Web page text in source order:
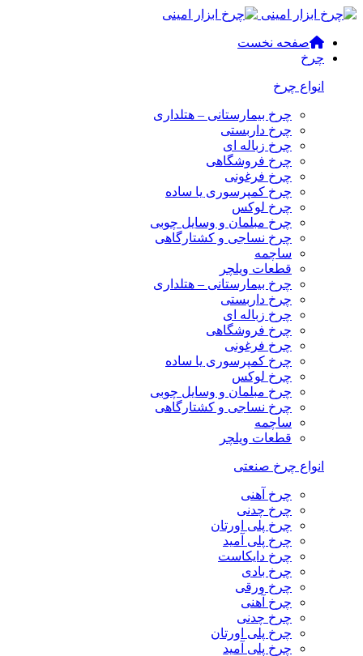
صفحه نخست
چرخ
انواع چرخ
چرخ بیمارستانی – هتلداری
چرخ داربستی
چرخ زباله ای
چرخ فروشگاهی
چرخ فرغونی
چرخ کمپرسوری یا ساده
چرخ لوکس
چرخ مبلمان و وسایل چوبی
چرخ نساجی و کشتارگاهی
ساچمه
قطعات ویلچر
چرخ بیمارستانی – هتلداری
چرخ داربستی
چرخ زباله ای
چرخ فروشگاهی
چرخ فرغونی
چرخ کمپرسوری یا ساده
چرخ لوکس
چرخ مبلمان و وسایل چوبی
چرخ نساجی و کشتارگاهی
ساچمه
قطعات ویلچر
انواع چرخ صنعتی
چرخ آهنی
چرخ چدنی
چرخ پلی اورتان
چرخ پلی آمید
چرخ دایکاست
چرخ بادی
چرخ ورقی
چرخ آهنی
چرخ چدنی
چرخ پلی اورتان
چرخ پلی آمید